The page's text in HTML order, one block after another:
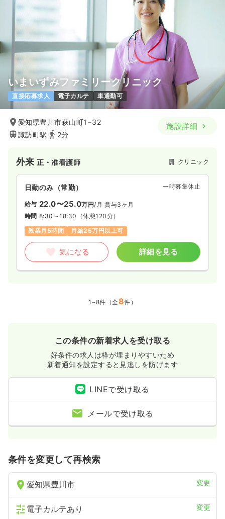
いまいずみファミリークリニック
直接応募求人 電子カルテ 車通勤可
愛知県豊川市萩山町1−32
諏訪町駅
2分
施設詳細
外来正・准看護師 クリニック
日勤のみ（常勤） 一時募集休止
給与 22.0〜25.0万円/月 賞与3ヶ月
時間 8:30～18:30 （休憩120分）
残業月5時間
月給25万円以上可
気になる 詳細を見る
1~8件（全8件）
この条件の新着求人を受け取る
好条件の求人は枠が埋まりやすいため
新着通知を設定すると見逃しを防げます
LINEで受け取る
メールで受け取る
条件を変更して再検索
愛知県豊川市 変更
電子カルテあり 変更